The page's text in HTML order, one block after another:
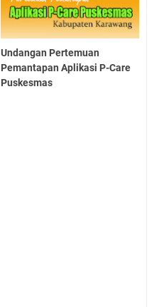
Undangan Pertemuan
Pemantapan Aplikasi P-Care
Puskesmas